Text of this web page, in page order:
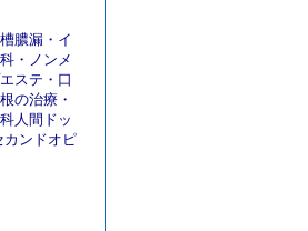
膿漏 ・ イ
・ ノンメ
ステ ・ 口
の治療 ・
人間ドッ
カンドオピ